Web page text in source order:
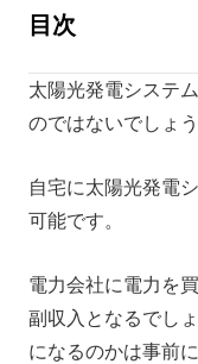
目次
売電収入をアッ
太陽光発電をよ
まとめ
太陽光発電システ
のではないでしょう
自宅に太陽光発電
可能です。
電力会社に電力を
副収入となるでし
になるのかは事前